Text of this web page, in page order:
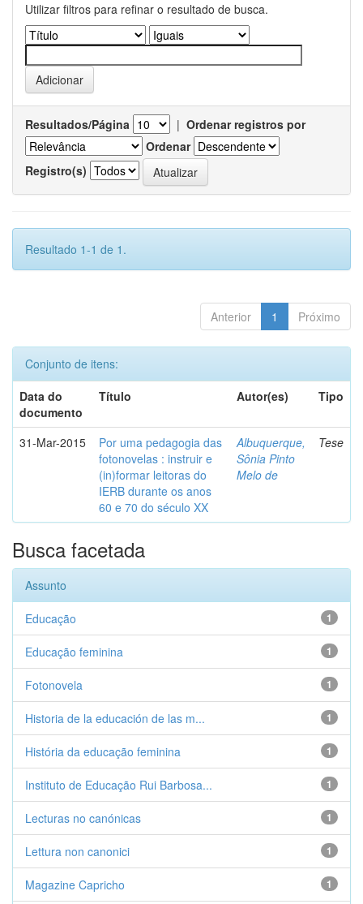
Utilizar filtros para refinar o resultado de busca.
Resultados/Página | Ordenar registros por
Ordenar
Registro(s)
Resultado 1-1 de 1.
Anterior 1 Próximo
Conjunto de itens:
Data do
documento
Título Autor(es) Tipo
31-Mar-2015
Por uma pedagogia das
fotonovelas : instruir e
(in)formar leitoras do
IERB durante os anos
60 e 70 do século XX
Albuquerque,
Sônia Pinto
Melo de
Tese
Busca facetada
Assunto
1
Educação
1
Educação feminina
1
Fotonovela
1
Historia de la educación de las m...
1
História da educação feminina
1
Instituto de Educação Rui Barbosa...
1
Lecturas no canónicas
1
Lettura non canonici
1
Magazine Capricho